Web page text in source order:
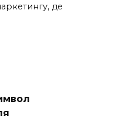
де